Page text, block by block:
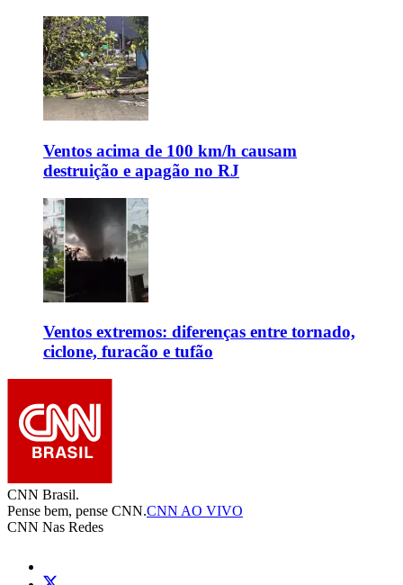
Ventos acima de 100 km/h causam
destruição e apagão no RJ
Ventos extremos: diferenças entre tornado,
ciclone, furacão e tufão
CNN Brasil.
Pense bem, pense CNN.CNN AO VIVO
CNN Nas Redes